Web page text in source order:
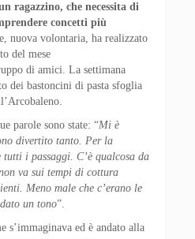
ragazzino, che necessita di
concetti più
nuova volontaria, ha realizzato
del mese
di amici. La settimana
dei bastoncini di pasta sfoglia
parole sono state: “Mi è
divertito tanto. Per la
i passaggi. C’è qualcosa da
va sui tempi di cottura
Meno male che c’erano le
un tono”.
s’immaginava ed è andato alla